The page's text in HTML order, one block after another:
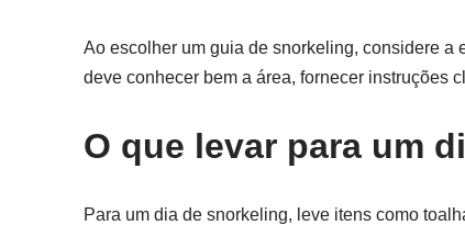
Ao escolher um guia de snorkeling, considere a
deve conhecer bem a área, fornecer instruções
O que levar para um
Para um dia de snorkeling, leve itens como